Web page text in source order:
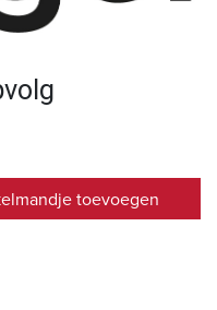
toevoegen